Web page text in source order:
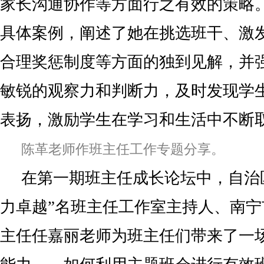
家长沟通协作等方面行之有效的策略
具体案例，阐述了她在挑选班干、激
合理奖惩制度等方面的独到见解，并
敏锐的观察力和判断力，及时发现学
表扬，激励学生在学习和生活中不断
陈革老师作班主任工作专题分享。
在第一期班主任成长论坛中，自
力卓越”名班主任工作室主持人、南
主任任嘉丽老师为班主任们带来了一